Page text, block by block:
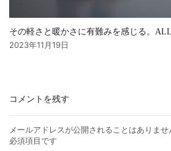
その軽さと暖かさに有難みを感じる。
2023年11月19日
コメントを残す
メールアドレスが公開されることはありませ
必須項目です